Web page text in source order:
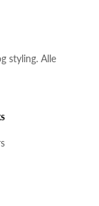
styling. Alle